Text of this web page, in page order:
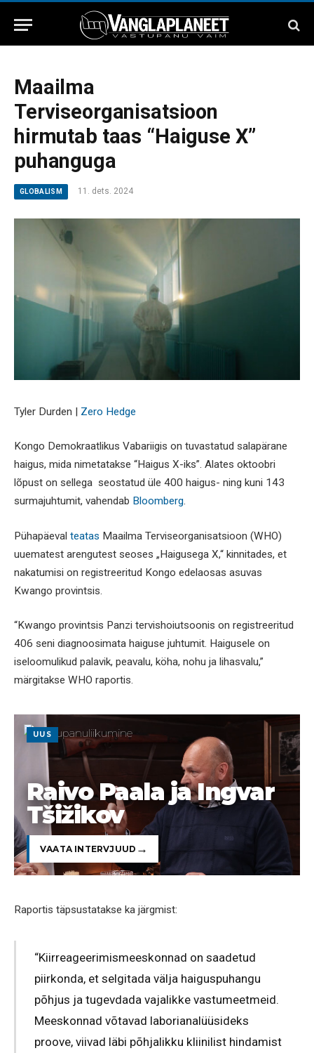
Maailma
Terviseorganisatsioon
hirmutab taas “Haiguse X”
puhanguga
GLOBALISM 11. dets. 2024
Tyler Durden | Zero Hedge
Kongo Demokraatlikus Vabariigis on tuvastatud salapärane
haigus, mida nimetatakse “Haigus X-iks”. Alates oktoobri
lõpust on sellega seostatud üle 400 haigus- ning kuni 143
surmajuhtumit, vahendab Bloomberg.
Pühapäeval teatas Maailma Terviseorganisatsioon (WHO)
uuematest arengutest seoses „Haigusega X,“ kinnitades, et
nakatumisi on registreeritud Kongo edelaosas asuvas
Kwango provintsis.
“Kwango provintsis Panzi tervishoiutsoonis on registreeritud
406 seni diagnoosimata haiguse juhtumit. Haigusele on
iseloomulikud palavik, peavalu, köha, nohu ja lihasvalu,”
märgitakse WHO raportis.
UUS
Raivo Paala ja Ingvar
Tšižikov
VAATA INTERVJUUD
Raportis täpsustatakse ka järgmist:
“Kiirreageerimismeeskonnad on saadetud
piirkonda, et selgitada välja haiguspuhangu
põhjus ja tugevdada vajalikke vastumeetmeid.
Meeskonnad võtavad laborianalüüsideks
proove, viivad läbi põhjalikku kliinilist hindamist